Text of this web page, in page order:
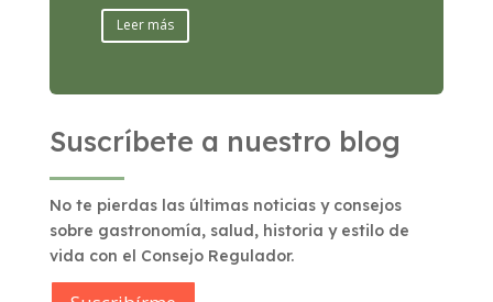
Leer más
Suscríbete a nuestro blog
No te pierdas las últimas noticias y consejos
sobre gastronomía, salud, historia y estilo de
vida con el Consejo Regulador.